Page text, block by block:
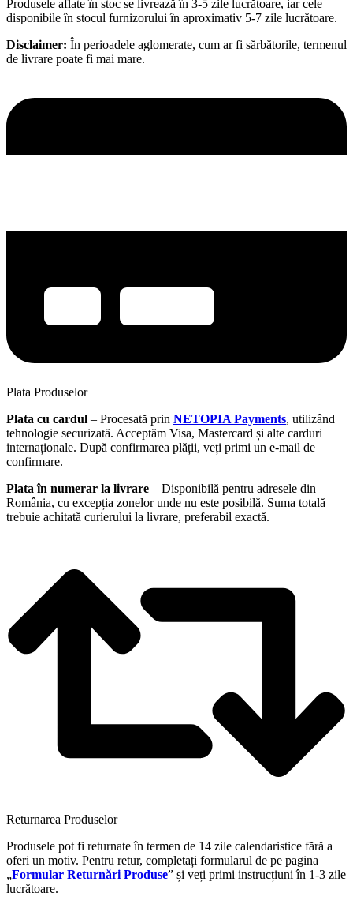
Produsele aflate în stoc se livrează în 3-5 zile lucrătoare, iar cele
disponibile în stocul furnizorului în aproximativ 5-7 zile lucrătoare.
Disclaimer: În perioadele aglomerate, cum ar fi sărbătorile, termenul
de livrare poate fi mai mare.
Plata Produselor
Plata cu cardul – Procesată prin NETOPIA Payments, utilizând
tehnologie securizată. Acceptăm Visa, Mastercard și alte carduri
internaționale. După confirmarea plății, veți primi un e-mail de
confirmare.
Plata în numerar la livrare – Disponibilă pentru adresele din
România, cu excepția zonelor unde nu este posibilă. Suma totală
trebuie achitată curierului la livrare, preferabil exactă.
Returnarea Produselor
Produsele pot fi returnate în termen de 14 zile calendaristice fără a
oferi un motiv. Pentru retur, completați formularul de pe pagina
„Formular Returnări Produse” și veți primi instrucțiuni în 1-3 zile
lucrătoare.